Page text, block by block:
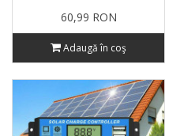
60,99 RON
Adaugă în coş